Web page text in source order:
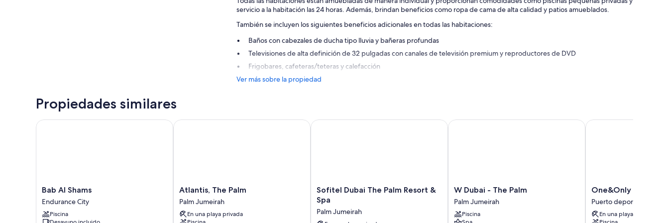
servicio a la habitación las 24 horas. Además, brindan beneficios como ropa de cama de alta calidad y patios amueblados.
También se incluyen los siguientes beneficios adicionales en todas las habitaciones:
Baños con cabezales de ducha tipo lluvia y bañeras profundas
Televisiones de alta definición de 32 pulgadas con canales de televisión premium y reproductores de DVD
Frigobares, cafeteras/teteras y calefacción
Ver más sobre la propiedad
Propiedades similares
Bab
Al
Shams
Endurance
Bab Al Shams
Endurance City
Piscina
Bab Al Shams
Atlantis,
The
Palm
Palm
Atlantis, The Palm
Palm Jumeirah
En una playa privada
Atlantis, The Palm
Sofitel
Dubai
The
Palm
Sofitel Dubai The Palm Resort &
Spa
Palm Jumeirah
Sofitel Dubai The Palm Resort & Spa
W
Dubai
-
The
W Dubai - The Palm
Palm Jumeirah
Piscina
W Dubai - The Palm
One&Only
Royal
Mirage
Puerto
One&Only Royal
Puerto deportivo Dubai
En una playa privada
One&Only Royal